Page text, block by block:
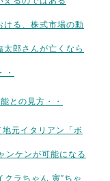
ける、株式市場の動
太郎さんが亡くなら
・
との見方・・
元イタリアン「ボ
ンケンが可能になる
ラちゃん 寅”ちゃ